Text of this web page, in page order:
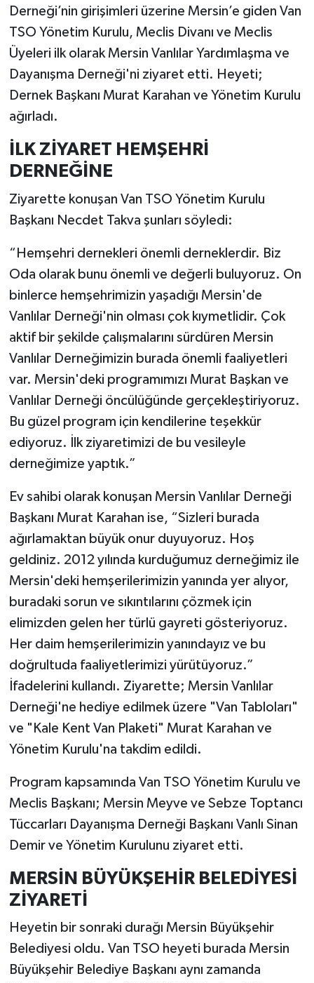
Derneği’nin girişimleri üzerine Mersin’e giden Van
TSO Yönetim Kurulu, Meclis Divanı ve Meclis
Üyeleri ilk olarak Mersin Vanlılar Yardımlaşma ve
Dayanışma Derneği'ni ziyaret etti. Heyeti;
Dernek Başkanı Murat Karahan ve Yönetim Kurulu
ağırladı.
İLK ZİYARET HEMŞEHRİ
DERNEĞİNE
Ziyarette konuşan Van TSO Yönetim Kurulu
Başkanı Necdet Takva şunları söyledi:
“Hemşehri dernekleri önemli derneklerdir. Biz
Oda olarak bunu önemli ve değerli buluyoruz. On
binlerce hemşehrimizin yaşadığı Mersin'de
Vanlılar Derneği'nin olması çok kıymetlidir. Çok
aktif bir şekilde çalışmalarını sürdüren Mersin
Vanlılar Derneğimizin burada önemli faaliyetleri
var. Mersin'deki programımızı Murat Başkan ve
Vanlılar Derneği öncülüğünde gerçekleştiriyoruz.
Bu güzel program için kendilerine teşekkür
ediyoruz. İlk ziyaretimizi de bu vesileyle
derneğimize yaptık.”
Ev sahibi olarak konuşan Mersin Vanlılar Derneği
Başkanı Murat Karahan ise, “Sizleri burada
ağırlamaktan büyük onur duyuyoruz. Hoş
geldiniz. 2012 yılında kurduğumuz derneğimiz ile
Mersin'deki hemşerilerimizin yanında yer alıyor,
buradaki sorun ve sıkıntılarını çözmek için
elimizden gelen her türlü gayreti gösteriyoruz.
Her daim hemşerilerimizin yanındayız ve bu
doğrultuda faaliyetlerimizi yürütüyoruz.”
İfadelerini kullandı. Ziyarette; Mersin Vanlılar
Derneği'ne hediye edilmek üzere "Van Tabloları"
ve "Kale Kent Van Plaketi" Murat Karahan ve
Yönetim Kurulu'na takdim edildi.
Program kapsamında Van TSO Yönetim Kurulu ve
Meclis Başkanı; Mersin Meyve ve Sebze Toptancı
Tüccarları Dayanışma Derneği Başkanı Vanlı Sinan
Demir ve Yönetim Kurulunu ziyaret etti.
MERSİN BÜYÜKŞEHİR BELEDİYESİ
ZİYARETİ
Heyetin bir sonraki durağı Mersin Büyükşehir
Belediyesi oldu. Van TSO heyeti burada Mersin
Büyükşehir Belediye Başkanı aynı zamanda